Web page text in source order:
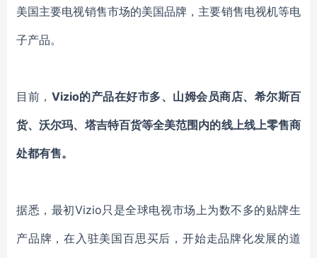
美国主要电视销售市场的美国品牌，主要销售电视机等电
子产品。
目前， Vizio的产品在好市多、山姆会员商店、希尔斯百
货、沃尔玛、塔吉特百货等全美范围内的线上线上零售商
处都有售。
据悉，最初Vizio只是全球电视市场上为数不多的贴牌生
产品牌，在入驻美国百思买后，开始走品牌化发展的道